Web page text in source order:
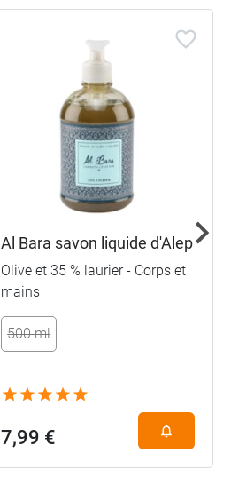
Al Bara savon liquide d'Alep
Olive et 35 % laurier - Corps et
mains
500 ml
7,99 €